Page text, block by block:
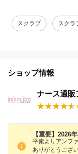
スクラブ スクラ
ショップ情報
ナース通販
平素よりアンフ
ありがとうござ